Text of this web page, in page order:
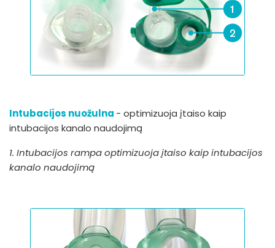
Intubacijos nuožulna - optimizuoja įtaiso kaip
intubacijos kanalo naudojimą
1. Intubacijos rampa optimizuoja įtaiso kaip intubacijos
kanalo naudojimą